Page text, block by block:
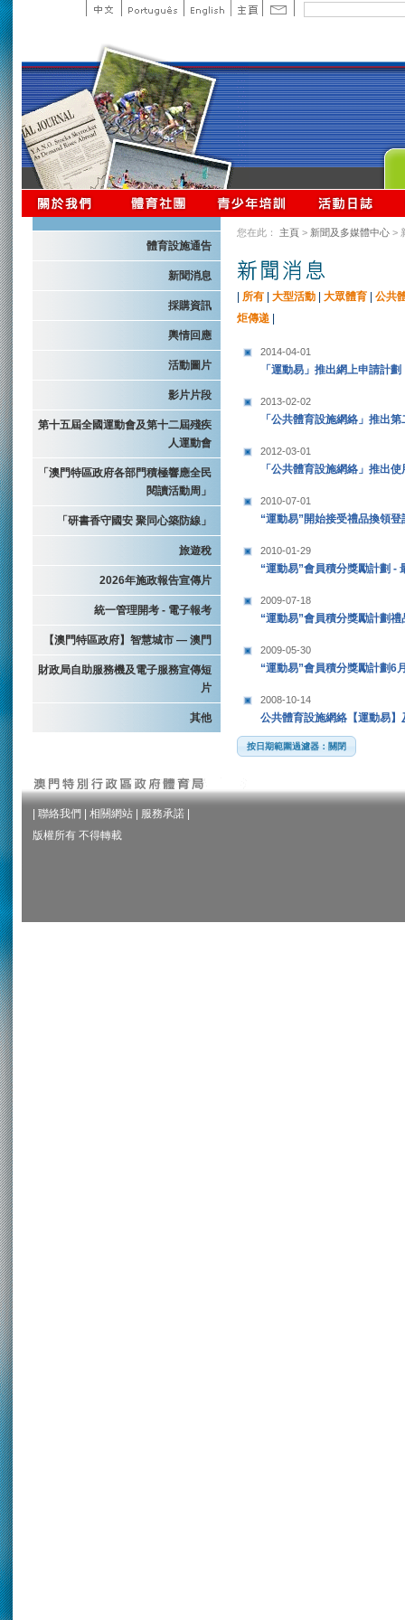
體育設施通告
新聞消息
採購資訊
輿情回應
活動圖片
影片片段
第十五屆全國運動會及第十二屆殘疾
人運動會
「澳門特區政府各部門積極響應全民
閱讀活動周」
「研書香守國安 聚同心築防線」
旅遊稅
2026年施政報告宣傳片
統一管理開考 - 電子報考
【澳門特區政府】智慧城市 — 澳門
財政局自助服務機及電子服務宣傳短
片
其他
您在此： 主頁 > 新聞及多媒體中心 >
所有 大型活動 大眾體育
公共
炬傳递
2014-04-01
「運動易」推出網上申請計劃
2013-02-02
「公共體育設施網絡」推出
2012-03-01
「公共體育設施網絡」推出
2010-07-01
“運動易”開始接受禮品換領登
2010-01-29
“運動易”會員積分獎勵計劃 -
2009-07-18
“運動易”會員積分獎勵計劃禮
2009-05-30
“運動易”會員積分獎勵計劃6
2008-10-14
公共體育設施網絡【運動易
按日期範圍過濾器：關閉
聯絡我們 相關網站 服務承諾
版權所有 不得轉載